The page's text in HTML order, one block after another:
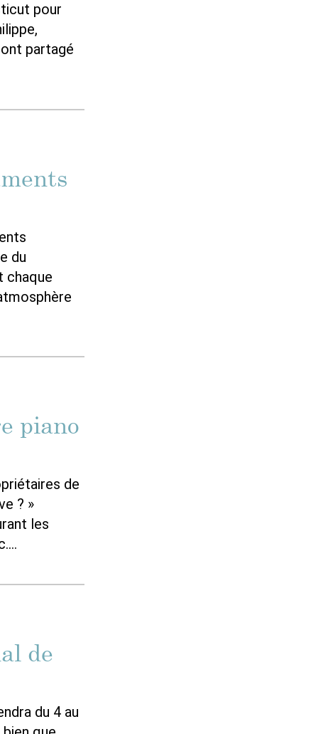
pour
partagé
du
chaque
piano
de
? »
les
de
du 4 au